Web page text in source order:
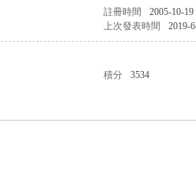
註冊時間
2005-10-19
上次發表時間 2019-
積分
3534